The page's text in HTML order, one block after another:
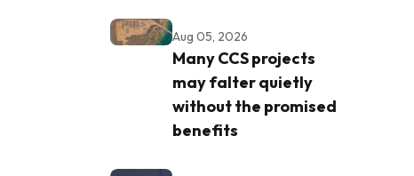
Aug 05, 2026
Many CCS projects
may falter quietly
without the promised
benefits